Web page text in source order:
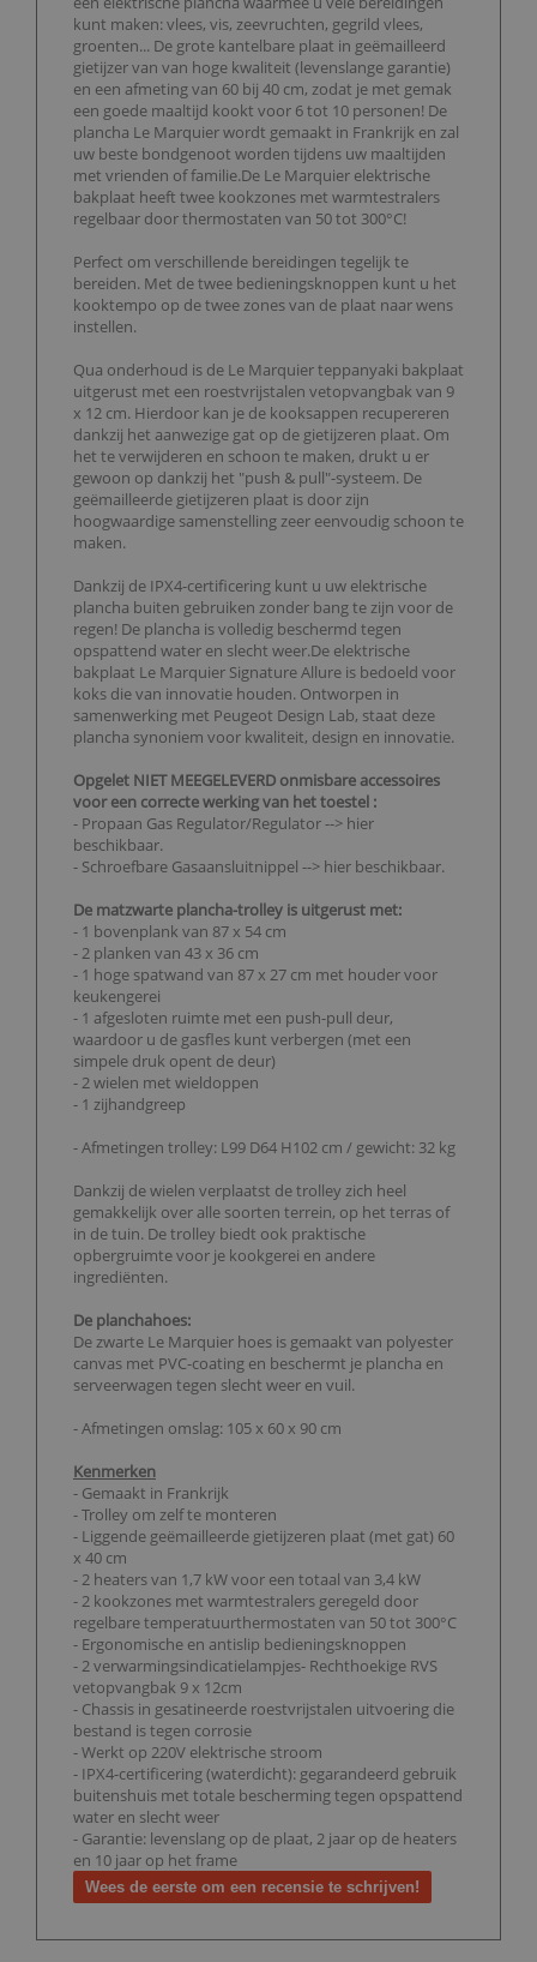
kunt maken: vlees, vis, zeevruchten, gegrild vlees,
groenten... De grote kantelbare plaat in geëmailleerd
gietijzer van van hoge kwaliteit (levenslange garantie)
en een afmeting van 60 bij 40 cm, zodat je met gemak
een goede maaltijd kookt voor 6 tot 10 personen! De
plancha Le Marquier wordt gemaakt in Frankrijk en zal
uw beste bondgenoot worden tijdens uw maaltijden
met vrienden of familie.De Le Marquier elektrische
bakplaat heeft twee kookzones met warmtestralers
regelbaar door thermostaten van 50 tot 300°C!
Perfect om verschillende bereidingen tegelijk te
bereiden. Met de twee bedieningsknoppen kunt u het
kooktempo op de twee zones van de plaat naar wens
instellen.
Qua onderhoud is de Le Marquier teppanyaki bakplaat
uitgerust met een roestvrijstalen vetopvangbak van 9
x 12 cm. Hierdoor kan je de kooksappen recupereren
dankzij het aanwezige gat op de gietijzeren plaat. Om
het te verwijderen en schoon te maken, drukt u er
gewoon op dankzij het "push & pull"-systeem. De
geëmailleerde gietijzeren plaat is door zijn
hoogwaardige samenstelling zeer eenvoudig schoon te
maken.
Dankzij de IPX4-certificering kunt u uw elektrische
plancha buiten gebruiken zonder bang te zijn voor de
regen! De plancha is volledig beschermd tegen
opspattend water en slecht weer.De elektrische
bakplaat Le Marquier Signature Allure is bedoeld voor
koks die van innovatie houden. Ontworpen in
samenwerking met Peugeot Design Lab, staat deze
plancha synoniem voor kwaliteit, design en innovatie.
Opgelet NIET MEEGELEVERD onmisbare accessoires
voor een correcte werking van het toestel :
- Propaan Gas Regulator/Regulator --> hier
beschikbaar.
- Schroefbare Gasaansluitnippel --> hier beschikbaar.
De matzwarte plancha-trolley is uitgerust met:
- 1 bovenplank van 87 x 54 cm
- 2 planken van 43 x 36 cm
- 1 hoge spatwand van 87 x 27 cm met houder voor
keukengerei
- 1 afgesloten ruimte met een push-pull deur,
waardoor u de gasfles kunt verbergen (met een
simpele druk opent de deur)
- 2 wielen met wieldoppen
- 1 zijhandgreep
- Afmetingen trolley: L99 D64 H102 cm / gewicht: 32 kg
Dankzij de wielen verplaatst de trolley zich heel
gemakkelijk over alle soorten terrein, op het terras of
in de tuin. De trolley biedt ook praktische
opbergruimte voor je kookgerei en andere
ingrediënten.
De planchahoes:
De zwarte Le Marquier hoes is gemaakt van polyester
canvas met PVC-coating en beschermt je plancha en
serveerwagen tegen slecht weer en vuil.
- Afmetingen omslag: 105 x 60 x 90 cm
Kenmerken
- Gemaakt in Frankrijk
- Trolley om zelf te monteren
- Liggende geëmailleerde gietijzeren plaat (met gat) 60
x 40 cm
- 2 heaters van 1,7 kW voor een totaal van 3,4 kW
- 2 kookzones met warmtestralers geregeld door
regelbare temperatuurthermostaten van 50 tot 300°C
- Ergonomische en antislip bedieningsknoppen
- 2 verwarmingsindicatielampjes- Rechthoekige RVS
vetopvangbak 9 x 12cm
- Chassis in gesatineerde roestvrijstalen uitvoering die
bestand is tegen corrosie
- Werkt op 220V elektrische stroom
- IPX4-certificering (waterdicht): gegarandeerd gebruik
buitenshuis met totale bescherming tegen opspattend
water en slecht weer
- Garantie: levenslang op de plaat, 2 jaar op de heaters
en 10 jaar op het frame
Wees de eerste om een recensie te schrijven!